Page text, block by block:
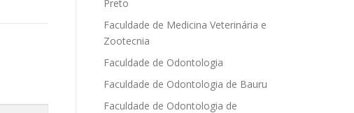
Preto
Faculdade de Medicina Veterinária e
Zootecnia
Faculdade de Odontologia
Faculdade de Odontologia de Bauru
Faculdade de Odontologia de